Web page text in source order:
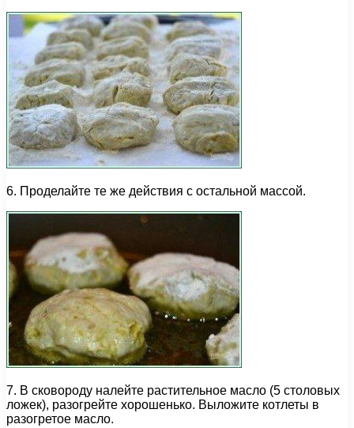
6. Проделайте те же действия с остальной массой.
7. В сковороду налейте растительное масло (5 столовых
ложек), разогрейте хорошенько. Выложите котлеты в
разогретое масло.